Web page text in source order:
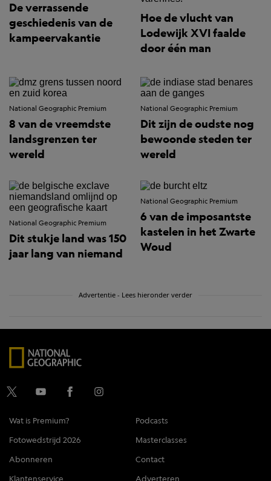
De verrassende
geschiedenis van de
kampeervakantie
Hoe de vlucht van
Lodewijk XVI faalde
door één man
National Geographic Premium
8 van de vreemdste
landsgrenzen ter
wereld
National Geographic Premium
Dit zijn de oudste nog
bewoonde steden ter
wereld
National Geographic Premium
Dit stukje land was 150
jaar lang van niemand
National Geographic Premium
6 van de imposantste
kastelen in het Zwarte
Woud
Advertentie - Lees hieronder verder
Wat is Premium?
Podcasts
Fotowedstrijd 2026
Masterclasses
Abonneren
Contact
Klantenservice
Adverteren